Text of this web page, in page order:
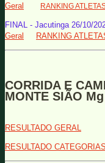
Geral
RANKING
FINAL - Jacutinga 26/10/
Geral
RANKING
CORRIDA E
MONTE SIÃO
RESULTADO GERAL
RESULTADO CATEGORIAS